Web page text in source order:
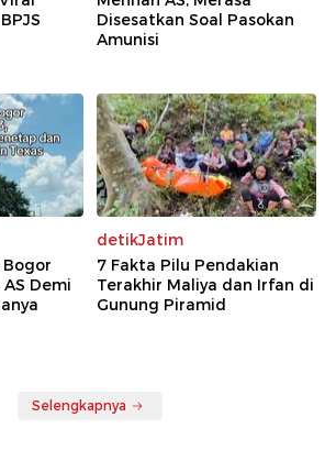
Disesatkan Soal Pasokan
Amunisi
Bogor
Demi
detikJatim
7 Fakta Pilu Pendakian
Terakhir Maliya dan Irfan di
Gunung Piramid
Selengkapnya